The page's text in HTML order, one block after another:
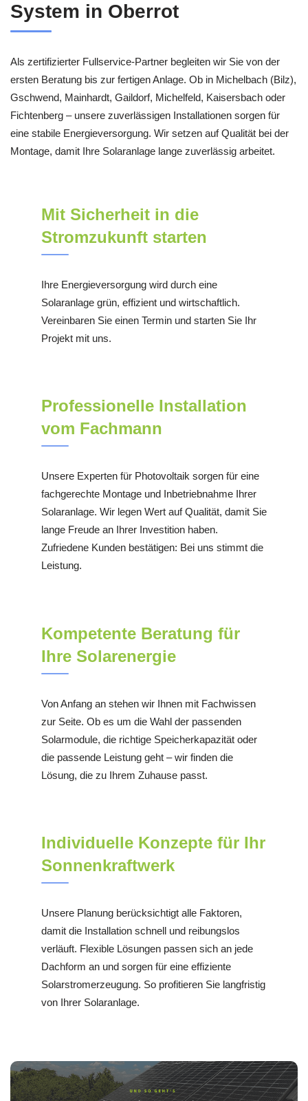
System in Oberrot
Als zertifizierter Fullservice-Partner begleiten wir Sie von der
ersten Beratung bis zur fertigen Anlage. Ob in Michelbach (Bilz),
Gschwend, Mainhardt, Gaildorf, Michelfeld, Kaisersbach oder
Fichtenberg – unsere zuverlässigen Installationen sorgen für
eine stabile Energieversorgung. Wir setzen auf Qualität bei der
Montage, damit Ihre Solaranlage lange zuverlässig arbeitet.
Mit Sicherheit in die
Stromzukunft starten
Ihre Energieversorgung wird durch eine
Solaranlage grün, effizient und wirtschaftlich.
Vereinbaren Sie einen Termin und starten Sie Ihr
Projekt mit uns.
Professionelle Installation
vom Fachmann
Unsere Experten für Photovoltaik sorgen für eine
fachgerechte Montage und Inbetriebnahme Ihrer
Solaranlage. Wir legen Wert auf Qualität, damit Sie
lange Freude an Ihrer Investition haben.
Zufriedene Kunden bestätigen: Bei uns stimmt die
Leistung.
Kompetente Beratung für
Ihre Solarenergie
Von Anfang an stehen wir Ihnen mit Fachwissen
zur Seite. Ob es um die Wahl der passenden
Solarmodule, die richtige Speicherkapazität oder
die passende Leistung geht – wir finden die
Lösung, die zu Ihrem Zuhause passt.
Individuelle Konzepte für Ihr
Sonnenkraftwerk
Unsere Planung berücksichtigt alle Faktoren,
damit die Installation schnell und reibungslos
verläuft. Flexible Lösungen passen sich an jede
Dachform an und sorgen für eine effiziente
Solarstromerzeugung. So profitieren Sie langfristig
von Ihrer Solaranlage.